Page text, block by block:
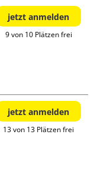
jetzt anmelden
9 von 10 Plätzen frei
jetzt anmelden
13 von 13 Plätzen frei